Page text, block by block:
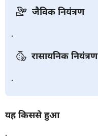
जैविक नियंत्रण
.
रासायनिक नियंत्रण
.
यह किससे हुआ
.